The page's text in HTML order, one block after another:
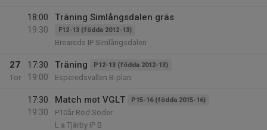
18:00
19:30
Träning Simlångsdalen gräs
F12-13 (födda 2012-13)
Breareds IP Simlångsdalen
27
Tor
17:30
19:00
Träning P12-13 (födda 2012-13)
Esperedsvallen B-plan
17:30
19:30
Match mot VGLT P15-16 (födda 2015-16)
P10år Röd Söder
L:a Tjärby IP B